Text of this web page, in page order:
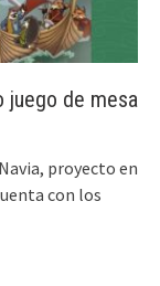
juego de mesa
proyecto en
con los